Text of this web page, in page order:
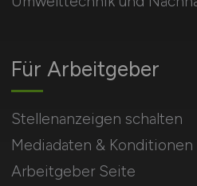
Für Arbeitgeber
Stellenanzeigen schalten
Mediadaten & Konditionen
Arbeitgeber Seite